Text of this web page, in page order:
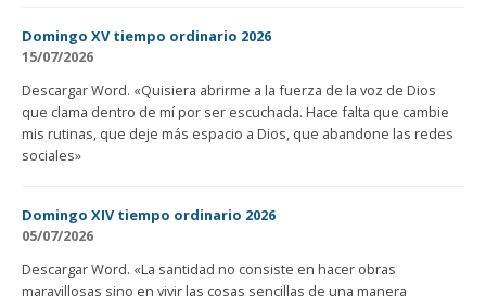
Domingo XV tiempo ordinario 2026
15/07/2026
Descargar Word. «Quisiera abrirme a la fuerza de la voz de Dios
que clama dentro de mí por ser escuchada. Hace falta que cambie
mis rutinas, que deje más espacio a Dios, que abandone las redes
sociales»
Domingo XIV tiempo ordinario 2026
05/07/2026
Descargar Word. «La santidad no consiste en hacer obras
maravillosas sino en vivir las cosas sencillas de una manera